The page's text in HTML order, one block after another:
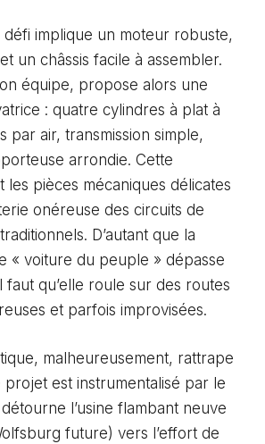
implique un moteur robuste,
un châssis facile à assembler.
équipe, propose alors une
: quatre cylindres à plat à
par air, transmission simple,
arrondie. Cette
les pièces mécaniques délicates
onéreuse des circuits de
D’autant que la
« voiture du peuple » dépasse
faut qu’elle roule sur des routes
et parfois improvisées.
malheureusement, rattrape
projet est instrumentalisé par le
l’usine flambant neuve
future) vers l’effort de